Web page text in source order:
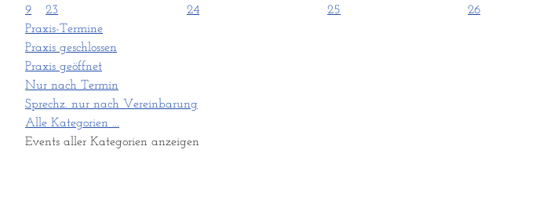
9
23 24 25 26
Praxis-Termine
Praxis geschlossen
Praxis geöffnet
Nur nach Termin
Sprechz. nur nach Vereinbarung
Alle Kategorien ...
Events aller Kategorien anzeigen